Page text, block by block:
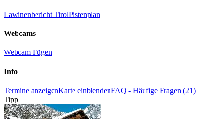
Lawinenbericht TirolPistenplan
Webcams
Webcam Fügen
Info
Termine anzeigenKarte einblendenFAQ - Häufige Fragen (21)
Tipp